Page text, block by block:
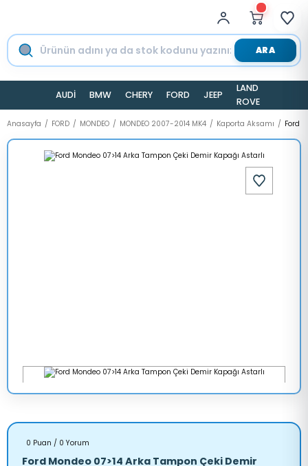
ARA
AUDİ BMW CHERY FORD JEEP
LAND
ROVER
Anasayfa FORD MONDEO MONDEO 2007-2014 MK4 Kaporta Aksamı Ford
0 Puan / 0 Yorum
Ford Mondeo 07>14 Arka Tampon Çeki Demir